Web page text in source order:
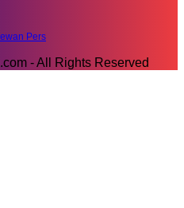
Pers
- All Rights Reserved